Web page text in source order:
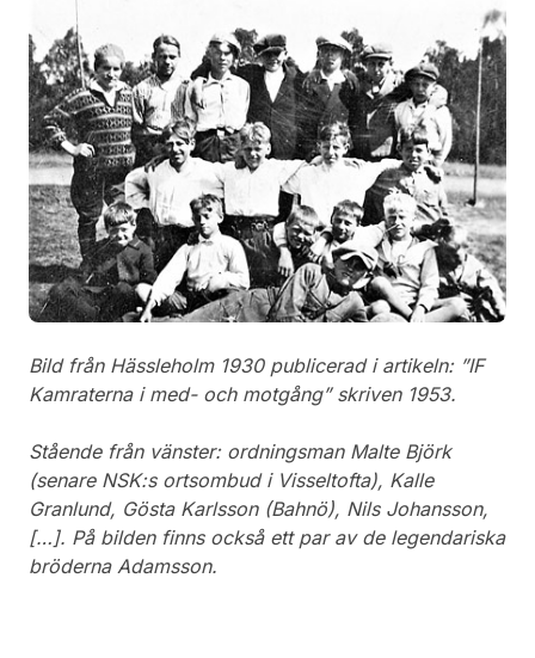
Bild från Hässleholm 1930 publicerad i artikeln: ”IF
Kamraterna i med- och motgång” skriven 1953.
Stående från vänster: ordningsman Malte Björk
(senare NSK:s ortsombud i Visseltofta), Kalle
Granlund, Gösta Karlsson (Bahnö), Nils Johansson,
[…]. På bilden finns också ett par av de legendariska
bröderna Adamsson.